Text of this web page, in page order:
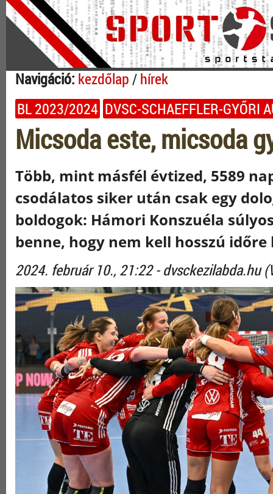
Navigáció: kezdőlap/hírek
BL 2023/2024 DVSC-SCHAEFFLER-GYŐRI
Micsoda este, micsoda
Több, mint másfél évtized, 5589
csodálatos siker után csak egy
boldogok: Hámori Konszuéla
benne, hogy nem kell hosszú
2024. február 10., 21:22 - dvsckezilabda.hu